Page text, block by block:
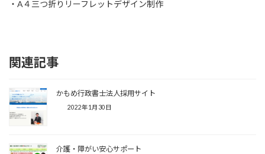
・A４三つ折りリーフレットデザイン制作
関連記事
かもめ行政書士法人採用サイト
2022年1月30日
介護・障がい安心サポート